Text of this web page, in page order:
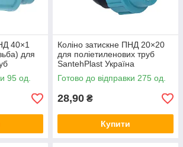
40×1
для
95 од.
Коліно затискне ПНД 20×20
для поліетиленових труб
SantehPlast Україна
Готово до відправки 275 од.
28,90 ₴
Купити